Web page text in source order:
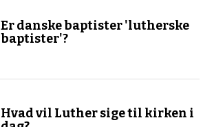
Er danske baptister 'lutherske
baptister'?
Hvad vil Luther sige til kirken i